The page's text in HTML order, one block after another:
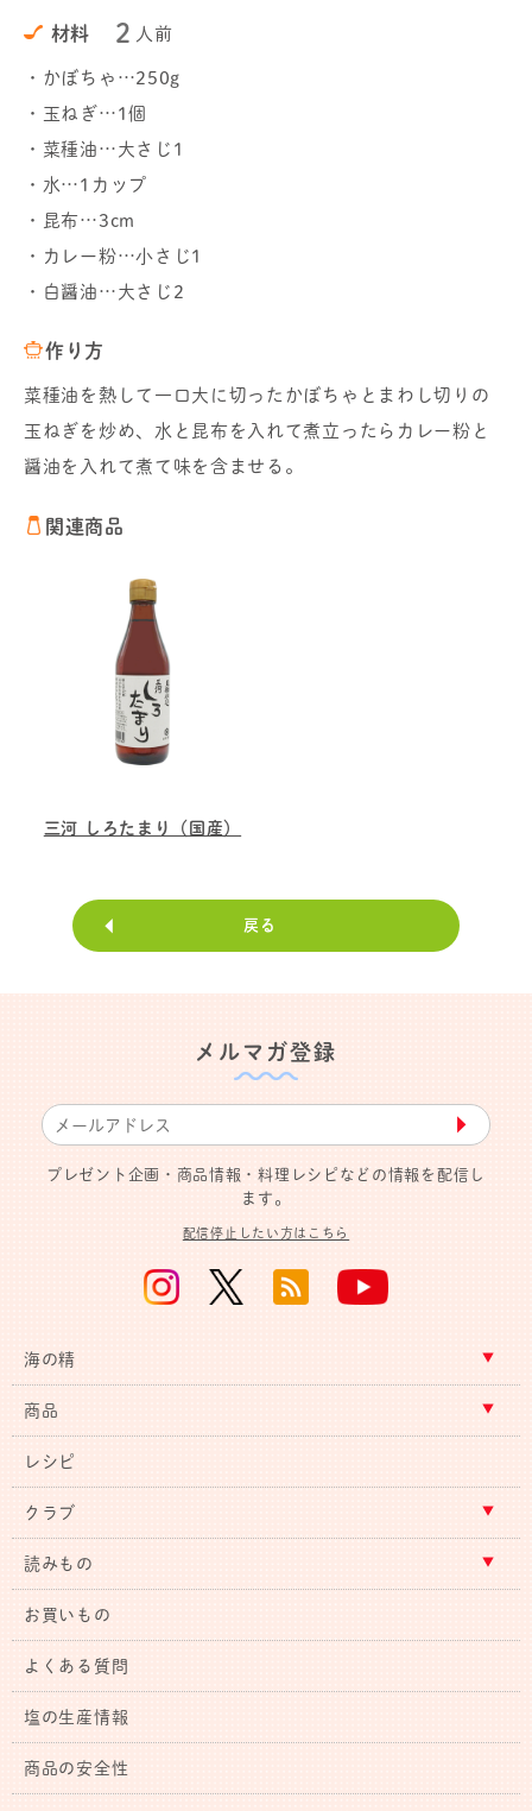
材料 2 人前
・かぼちゃ…250g
・玉ねぎ…1個
・菜種油…大さじ1
・水…1カップ
・昆布…3cm
・カレー粉…小さじ1
・白醤油…大さじ2
作り方
菜種油を熱して一口大に切ったかぼちゃとまわし切りの
玉ねぎを炒め、水と昆布を入れて煮立ったらカレー粉と
醤油を入れて煮て味を含ませる。
関連商品
三河 しろたまり（国産）
戻る
メルマガ登録
▶︎
プレゼント企画・商品情報・料理レシピなどの情報を配信し
ます。
配信停止したい方はこちら
海の精
商品
レシピ
クラブ
読みもの
お買いもの
よくある質問
塩の生産情報
商品の安全性